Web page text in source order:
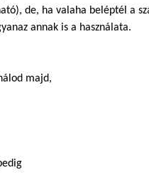
de, ha valaha beléptél a
annak is a használata.
majd,